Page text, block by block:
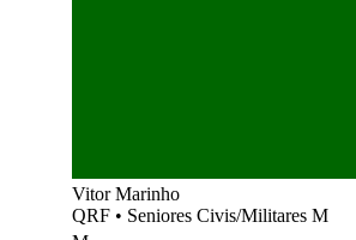
Vitor Marinho
QRF • Seniores Civis/Militares M